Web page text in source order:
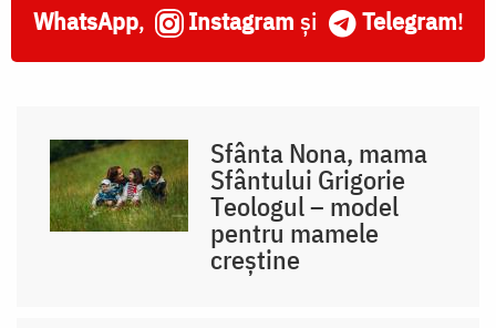
WhatsApp, Instagram și Telegram!
Sfânta Nona, mama
Sfântului Grigorie
Teologul – model
pentru mamele
creștine